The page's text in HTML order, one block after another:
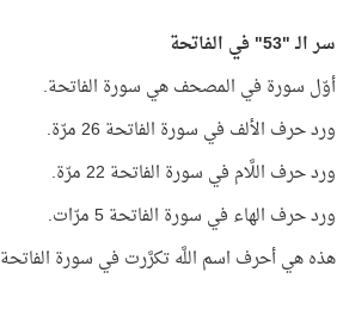
سر الـ "53" في الفاتحة
أوّل سورة في المصحف هي سورة الفاتحة.
ورد حرف الألف في سورة الفاتحة 26 مرّة.
ورد حرف اللَّام في سورة الفاتحة 22 مرّة.
ورد حرف الهاء في سورة الفاتحة 5 مرّات.
هذه هي أحرف اسم اللَّه تكرَّرت في سورة الفاتحة 53 مرّة!